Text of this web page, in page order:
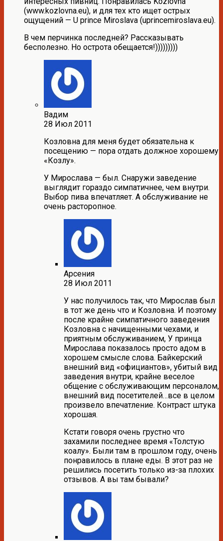
(www.kozlovna.eu), и для тех кто ищет острых
ощущений — U prince Miroslava (uprincemiroslava.eu).
В чем перчинка последней? Рассказывать
бесполезно. Но острота обещается!)))))))))
Вадим
28 Июл 2011
Козловна для меня будет обязательна к
посещению — пора отдать должное хорошему
«Козлу».
У Мирослава — был. Снаружи заведение
выглядит гораздо симпатичнее, чем внутри.
Выбор пива впечатляет. А обслуживание не
очень расторопное.
Арсения
28 Июл 2011
У нас получилось так, что Мирослав был
в тот же день что и Козловна. И поэтому
после крайне симпатичного заведения
Козловна с начищенными чехами, и
приятным обслуживанием, У принца
Мирослава показалось просто адом в
хорошем смысле слова. Байкерский
внешний вид «официантов», убитый вид
заведения внутри, крайне веселое
общение с обслуживающим персоналом,
внешний вид посетителей…все в целом
произвело впечатление. Контраст штука
хорошая.
Кстати говоря очень грустно что
захамили последнее время «Толстую
коалу». Были там в прошлом году, очень
понравилось в плане еды. В этот раз не
решились посетить только из-за плохих
отзывов. А вы там бывали?